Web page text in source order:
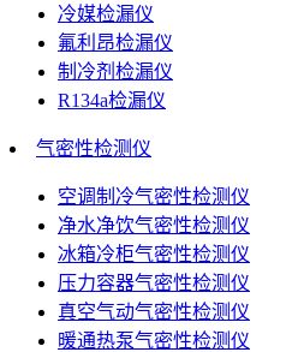
冷媒检漏仪
氟利昂检漏仪
制冷剂检漏仪
R134a检漏仪
气密性检测仪
空调制冷气密性检测仪
净水净饮气密性检测仪
冰箱冷柜气密性检测仪
压力容器气密性检测仪
真空气动气密性检测仪
暖通热泵气密性检测仪